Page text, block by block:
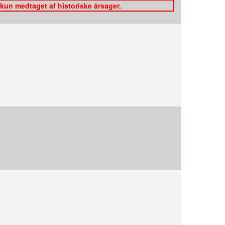
medtaget af historiske årsager.